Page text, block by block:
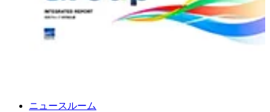
ニュースルーム